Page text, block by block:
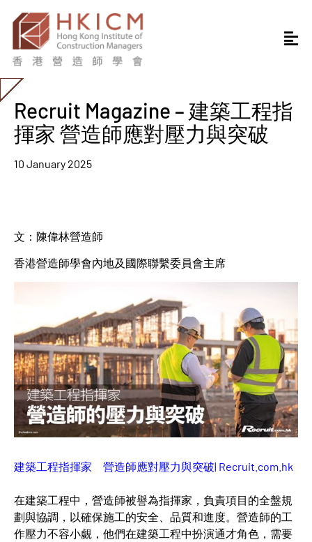
Recruit Magazine – 建築工程指
揮家 營造師應對壓力與突破
10 January 2025
文：陳偉林營造師
香港營造師學會內地及國際聯繫委員會主席
建築工程指揮家 營造師應對壓力與突破| Recruit.com.hk
在建築工程中，營造師被譽為指揮家，負責項目的全盤規
劃與協調，以確保施工的安全、品質和進度。營造師的工
作壓力不容小覷，他們在建築工程中扮演通才角色，需要